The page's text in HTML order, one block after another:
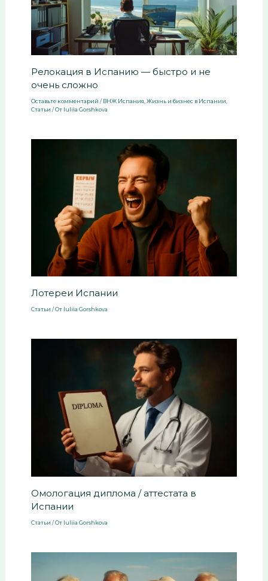
Релокация в Испанию — быстро и не
очень сложно
Оставьте комментарий /ВНЖ Испания Жизнь и бизнес в Испании
Статьи / От Iuliia Gorshkova
Лотереи Испании
Статьи / От Iuliia Gorshkova
Омологация диплома / аттестата в
Испании
Статьи / От Iuliia Gorshkova